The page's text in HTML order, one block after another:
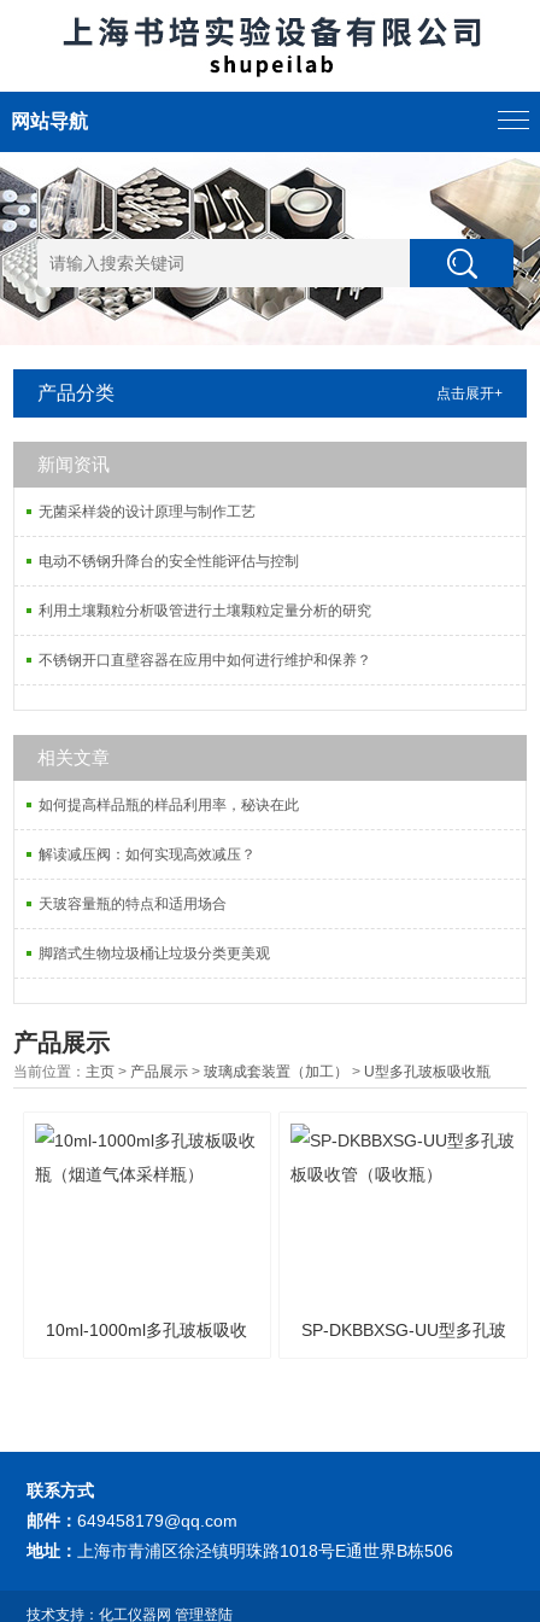
网站导航
产品分类 点击展开+
新闻资讯
无菌采样袋的设计原理与制作工艺
电动不锈钢升降台的安全性能评估与控制
利用土壤颗粒分析吸管进行土壤颗粒定量分析的研究
不锈钢开口直壁容器在应用中如何进行维护和保养？
相关文章
如何提高样品瓶的样品利用率，秘诀在此
解读减压阀：如何实现高效减压？
天玻容量瓶的特点和适用场合
脚踏式生物垃圾桶让垃圾分类更美观
产品展示
当前位置： 主页 > 产品展示 >玻璃成套装置（加工） > U型多孔玻板吸收瓶
10ml-1000ml多孔玻板吸收 SP-DKBBXSG-UU型多孔玻
联系方式
邮件：649458179@qq.com
地址：
上海市青浦区徐泾镇明珠路1018号E通世界B栋506
技术支持：化工仪器网 管理登陆